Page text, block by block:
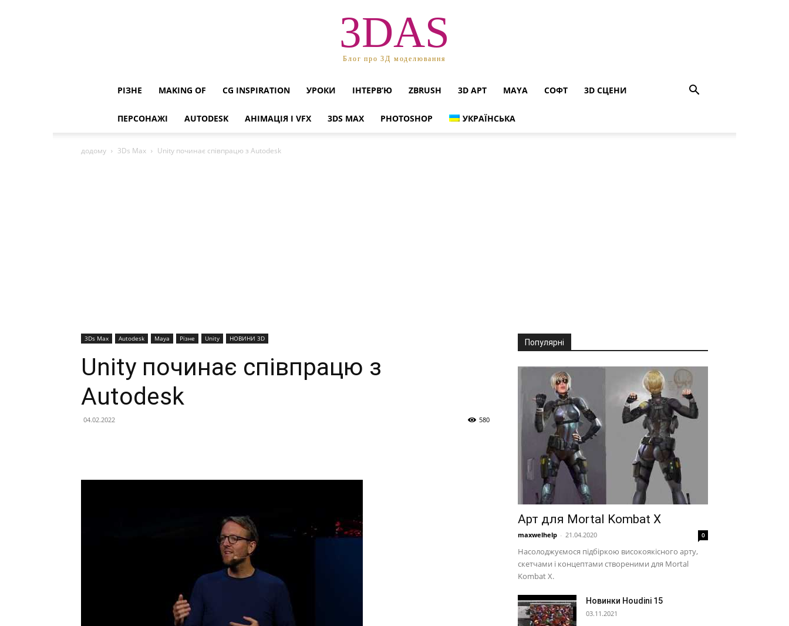
3DAS
Блог про 3Д моделювання
РІЗНЕ MAKING OF CG INSPIRATION УРОКИ ІНТЕРВ’Ю ZBRUSH 3D АРТ MAYA СОФТ 3D СЦЕНИ
ПЕРСОНАЖІ AUTODESK АНІМАЦІЯ І VFX 3DS MAX PHOTOSHOP УКРАЇНСЬКА
додому 3Ds Max Unity починає співпрацю з Autodesk
3Ds Max Autodesk Maya Різне Unity НОВИНИ 3D
Unity починає співпрацю з
Autodesk
04.02.2022 580
Популярні
Арт для Mortal Kombat X
maxwelhelp - 21.04.2020 0
Насолоджуємося підбіркою високоякісного арту,
скетчами і концептами створеними для Mortal
Kombat X.
Новинки Houdini 15
03.11.2021